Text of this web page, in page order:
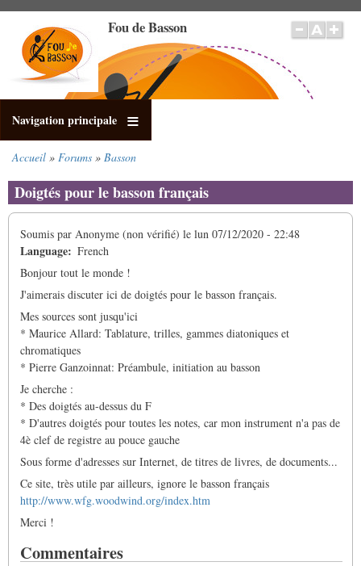
contenu
principal
Fou de Basson
Navigation principale
d'Ariane
Accueil Forums Basson
Doigtés pour le basson français
Soumis par Anonyme (non vérifié) le lun 07/12/2020 - 22:48
Language
French
Bonjour tout le monde !
J'aimerais discuter ici de doigtés pour le basson français.
Mes sources sont jusqu'ici
* Maurice Allard: Tablature, trilles, gammes diatoniques et
chromatiques
* Pierre Ganzoinnat: Préambule, initiation au basson
Je cherche :
* Des doigtés au-dessus du F
* D'autres doigtés pour toutes les notes, car mon instrument n'a pas de
4è clef de registre au pouce gauche
Sous forme d'adresses sur Internet, de titres de livres, de documents...
Ce site, très utile par ailleurs, ignore le basson français
http://www.wfg.woodwind.org/index.htm
Merci !
Commentaires